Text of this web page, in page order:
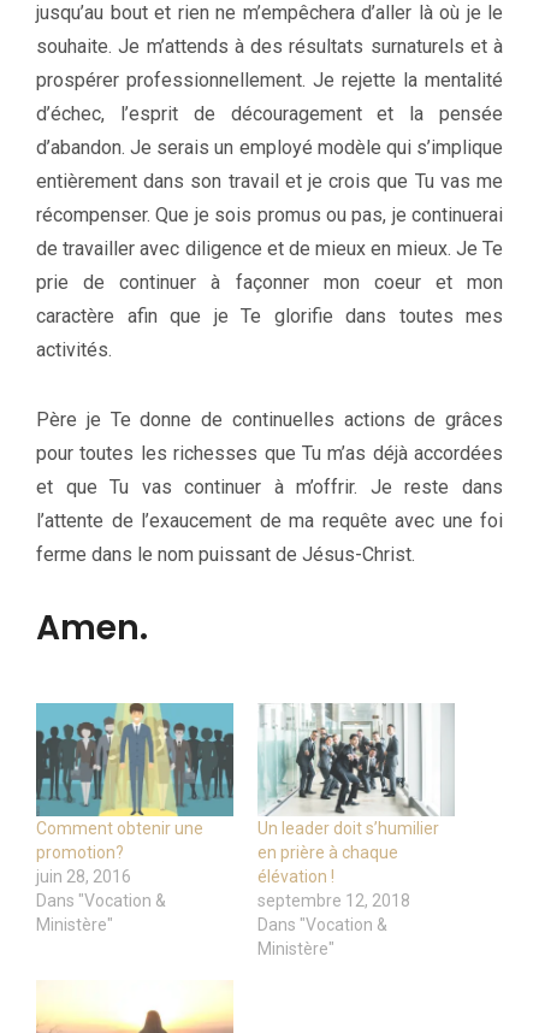
jusqu’au bout et rien ne m’empêchera d’aller là où je le
souhaite. Je m’attends à des résultats surnaturels et à
prospérer professionnellement. Je rejette la mentalité
d’échec, l’esprit de découragement et la pensée
d’abandon. Je serais un employé modèle qui s’implique
entièrement dans son travail et je crois que Tu vas me
récompenser. Que je sois promus ou pas, je continuerai
de travailler avec diligence et de mieux en mieux. Je Te
prie de continuer à façonner mon coeur et mon
caractère afin que je Te glorifie dans toutes mes
activités.
Père je Te donne de continuelles actions de grâces
pour toutes les richesses que Tu m’as déjà accordées
et que Tu vas continuer à m’offrir. Je reste dans
l’attente de l’exaucement de ma requête avec une foi
ferme dans le nom puissant de Jésus-Christ.
Amen.
Comment obtenir une
promotion?
juin 28, 2016
Dans "Vocation &
Ministère"
Un leader doit s’humilier
en prière à chaque
élévation !
septembre 12, 2018
Dans "Vocation &
Ministère"